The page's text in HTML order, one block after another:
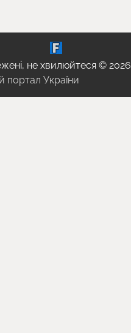
не хвилюйтеся © 2026
портал України